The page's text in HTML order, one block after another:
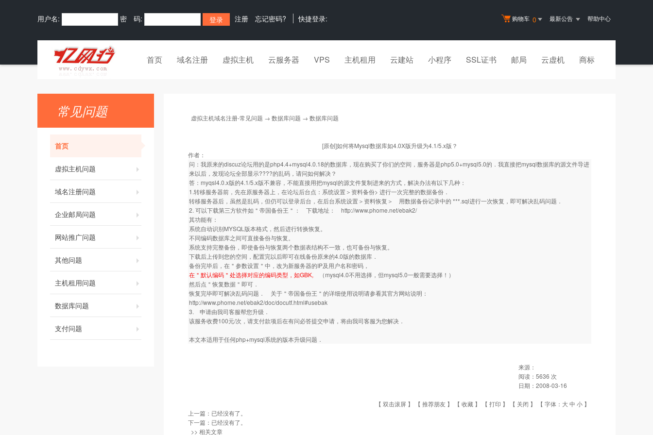
购物车 0 最新公告 帮助中心
用户名: 密 码: 注册 忘记密码? 快捷登录:
首页 域名注册 虚拟主机 云服务器 VPS 主机租用 云建站 小程序 SSL证书 邮局 云虚机 商标
常见问题
首页
虚拟主机问题
域名注册问题
企业邮局问题
网站推广问题
其他问题
主机租用问题
数据库问题
支付问题
虚拟主机域名注册-常见问题 → 数据库问题 → 数据库问题
[原创]如何将Mysql数据库如4.0X版升级为4.1/5.x版？
作者：
问：我原来的discuz论坛用的是php4.4+mysql4.0.18的数据库，现在购买了你们的空间，服务器是php5.0+mysql5.0的．我直接把mysql数据库的源文件导进
来以后，发现论坛全部显示????的乱码，请问如何解决？
答：myqsl4.0.x版的4.1/5.x版不兼容，不能直接用把mysql的源文件复制进来的方式，解决办法有以下几种：
1.转移服务器前，先在原服务器上，在论坛后台点：系统设置＞资料备份> 进行一次完整的数据备份．
转移服务器后，虽然是乱码，但仍可以登录后台，在后台系统设置＞资料恢复＞ 用数据备份记录中的 ***.sql进行一次恢复，即可解决乱码问题．
2. 可以下载第三方软件如＂帝国备份王＂： 下载地址： http://www.phome.net/ebak2/
其功能有：
系统自动识别MYSQL版本格式，然后进行转换恢复。
不同编码数据库之间可直接备份与恢复。
系统支持完整备份，即使备份与恢复两个数据表结构不一致，也可备份与恢复。
下载后上传到您的空间，配置完以后即可在线备份原来的4.0版的数据库．
备份完毕后，在＂参数设置＂中，改为新服务器的IP及用户名和密码，
在＂默认编码＂处选择对应的编码类型，如GBK, （mysql4.0不用选择，但mysql5.0一般需要选择！）
然后点＂恢复数据＂即可．
恢复完毕即可解决乱码问题． 关于＂帝国备份王＂的详细使用说明请参看其官方网站说明：
http://www.phome.net/ebak2/doc/docutf.html#usebak
3. 申请由我司客服帮您升级．
该服务收费100元/次，请支付款项后在有问必答提交申请，将由我司客服为您解决．
本文本适用于任何php+mysql系统的版本升级问题．
来源：
阅读： 5636 次
日期： 2008-03-16
【 双击滚屏 】 【 推荐朋友 】 【 收藏 】 【 打印 】 【 关闭 】 【 字体： 大中 小 】
上一篇：已经没有了。
下一篇：已经没有了。
>> 相关文章